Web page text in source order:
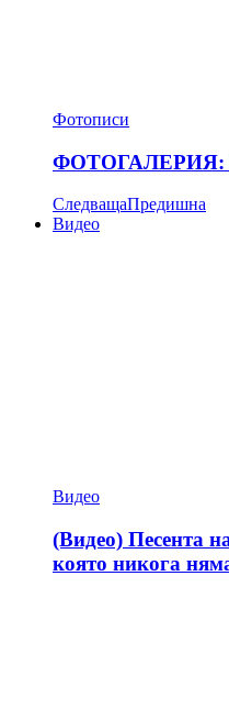
Фотописи
ФОТОГАЛЕРИЯ:
СледващаПредишна
Видео
Видео
(Видео) Песента
която никога